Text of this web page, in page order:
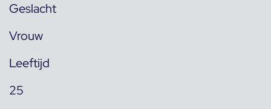
Geslacht
Vrouw
Leeftijd
25